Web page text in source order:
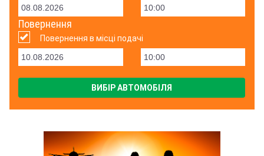
Повернення
Повернення в місці подачі
ВИБІР АВТОМОБІЛЯ